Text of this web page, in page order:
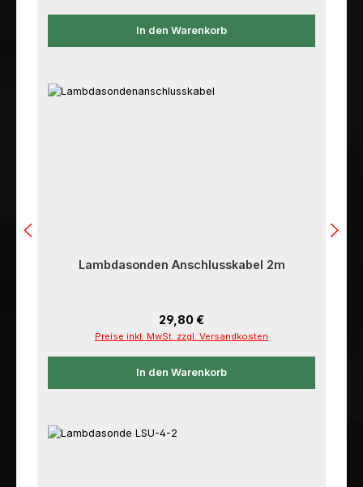
In den Warenkorb
Lambdasonden Anschlusskabel 2m
Regulärer Preis:
29,80 €
Preise inkl. MwSt. zzgl. Versandkosten
In den Warenkorb